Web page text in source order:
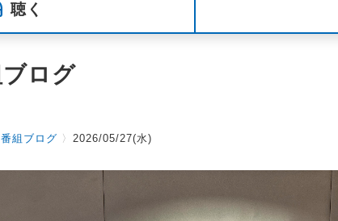
聴く
ログ
番組ブログ 〉 2026/05/27(水)